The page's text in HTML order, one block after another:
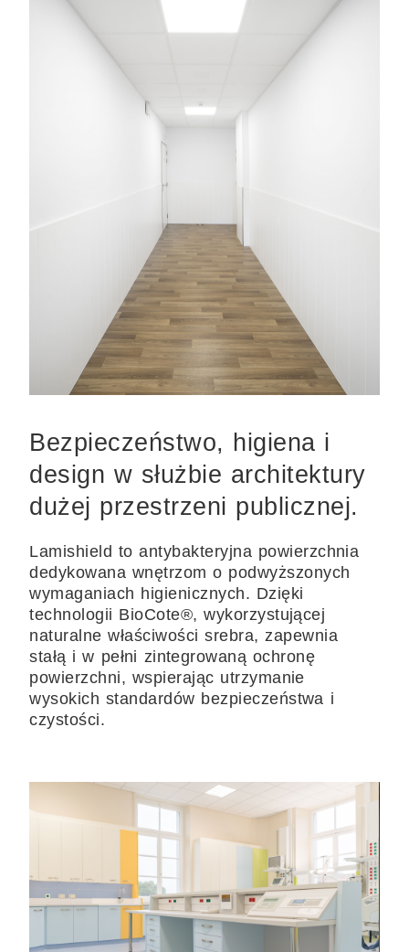
Bezpieczeństwo, higiena i
design w służbie architektury
dużej przestrzeni publicznej.
Lamishield to antybakteryjna powierzchnia
dedykowana wnętrzom o podwyższonych
wymaganiach higienicznych. Dzięki
technologii BioCote®, wykorzystującej
naturalne właściwości srebra, zapewnia
stałą i w pełni zintegrowaną ochronę
powierzchni, wspierając utrzymanie
wysokich standardów bezpieczeństwa i
czystości.